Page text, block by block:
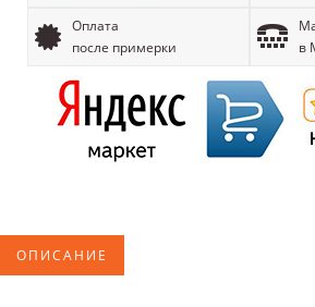
Оплата
после примерки
в
ОПИСАНИЕ